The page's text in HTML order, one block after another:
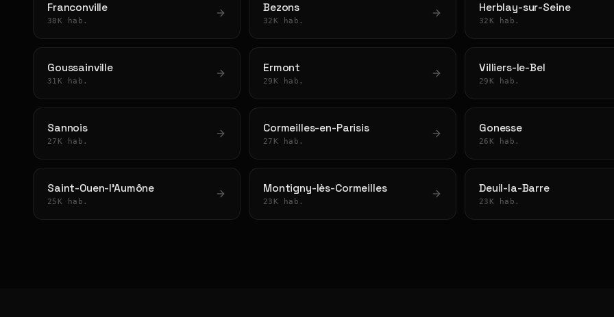
Franconville
38K hab.
Bezons
32K hab.
Herblay-sur-Seine
32K hab.
Goussainville
31K hab.
Ermont
29K hab.
Villiers-le-Bel
29K hab.
Sannois
27K hab.
Cormeilles-en-Parisis
27K hab.
Gonesse
26K hab.
Saint-Ouen-l'Aumône
25K hab.
Montigny-lès-Cormeilles
23K hab.
Deuil-la-Barre
23K hab.